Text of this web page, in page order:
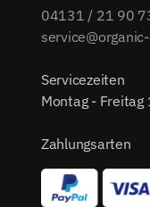
04131 / 21 90
Servicezeiten
Montag -
Zahlungsarten